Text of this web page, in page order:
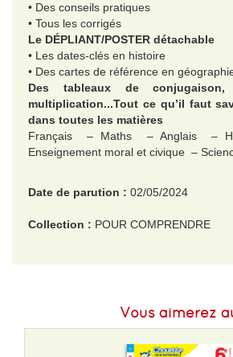
• Des conseils pratiques
• Tous les corrigés
Le DÉPLIANT/POSTER détachable
• Les dates-clés en histoire
• Des cartes de référence en
Des tableaux de conjugaison,
multiplication...Tout ce qu’il faut
dans toutes les matières
Français – Maths – Anglais –
Enseignement moral et civique –
Date de parution : 02/05/2024
Collection : POUR COMPRENDRE
Vous aimerez